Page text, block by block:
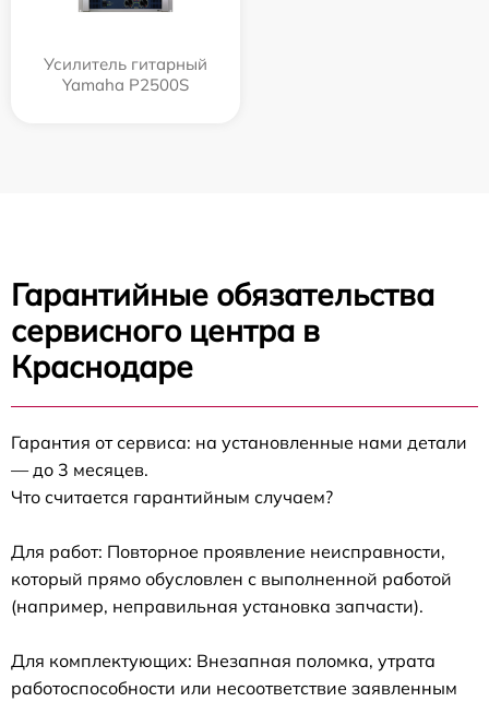
Усилитель гитарный
Yamaha P2500S
Гарантийные обязательства
сервисного центра в
Краснодаре
Гарантия от сервиса: на установленные нами детали
— до 3 месяцев.
Что считается гарантийным случаем?
Для работ: Повторное проявление неисправности,
который прямо обусловлен с выполненной работой
(например, неправильная установка запчасти).
Для комплектующих: Внезапная поломка, утрата
работоспособности или несоответствие заявленным